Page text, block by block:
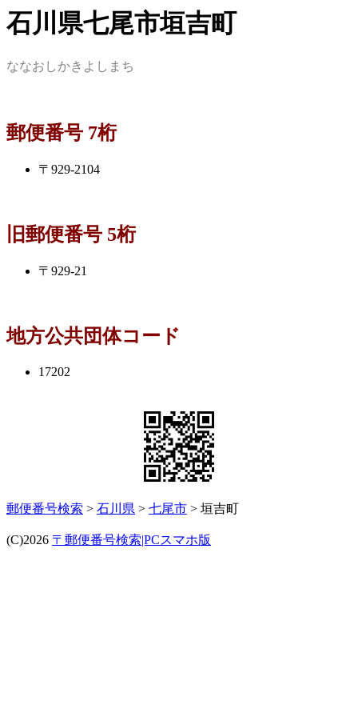
石川県七尾市垣吉町
ななおしかきよしまち
郵便番号 7桁
〒929-2104
旧郵便番号 5桁
〒929-21
地方公共団体コード
17202
郵便番号検索 > 石川県 > 七尾市 > 垣吉町
(C)2026 〒郵便番号検索|PCスマホ版